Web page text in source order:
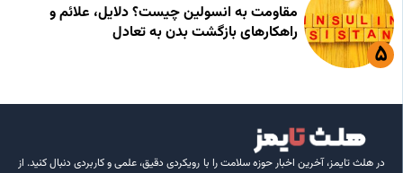
مقاومت به انسولین چیست؟ دلایل، علائم و
راهکارهای بازگشت بدن به تعادل
در هلث تایمز، آخرین اخبار حوزه سلامت را با رویکردی دقیق، علمی و کاربردی دنبال کنید. از